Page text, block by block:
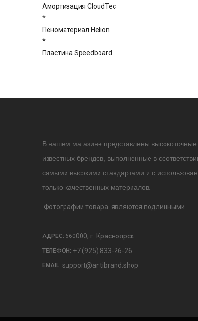
Амортизация CloudTec
*
Пеноматериал Helion
*
Пластина Speedboard
В нашем магазине представлены высокоточные
известных брендов, выполненные в
самыми высокими стандартами и с
только качественных материалов.
Фотографии товара являются подлинными
АДРЕС: 660000, г. Красноярск
ТЕЛЕФОН: +7 (925) 833-26-26
EMAIL: support@antibrand.shop